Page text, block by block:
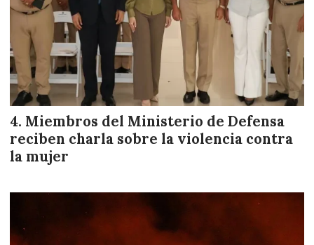
Miembros del Ministerio de Defensa
reciben charla sobre la violencia contra
la mujer